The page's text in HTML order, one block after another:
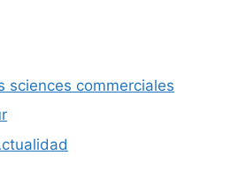
sciences commerciales